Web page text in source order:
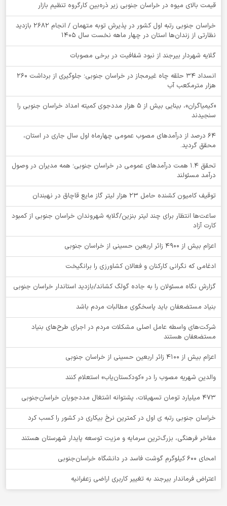
قیمت بالای میوه در خراسان جنوبی زیر ذره‌بین کارگروه تنظیم بازار
خراسان جنوبی رتبه اول کشور در پذیرش توبه متهمان / انجام ۲۶۸۲ بازدید
نظارتی از زندان‌ها استان در چهار ماهه نخست سال 1405
گلایه شهردار بیرجند از نبود شفافیت در برخی مصوبات
انسداد ۳۴ حلقه چاه غیرمجاز در خراسان جنوبی؛ جلوگیری از برداشت ۲۶۰
هزار مترمکعب آب
«کیمیاگران»، بینایی بیش از ۵ هزار مددجوی کمیته امداد خراسان جنوبی را
سنجیدند
64 درصد از درآمدهای مصوب عمومی چهارماه اول سال جاری در استان،
محقق گردید.
تحقق ۱.۴ همت درآمدهای عمومی در خراسان جنوبی؛ همه مدیران در وصول
درآمد مسئولند
توقيف کامیون کشنده حامل 23 هزار لیتر گاز مایع قاچاق در نهبندان
ساعت‌ها انتظار برای چند لیتر بنزین/گلایه شهروندان خراسان جنوبی از کمبود
کارت آزاد
اعزام بیش از 4900 زائر اربعین حسینی از خراسان جنوبی
ادغامی که نگرانی کارکنان و فعالان کشاورزی را برانگیخت
گزارش نگاه مسئولان را به جاده گولگ کشاند/بازدید استاندار خراسان جنوبی
بنیاد مستضعفان باید پاسخگوی مطالبات مردم باشد
شرکت‌های واسطه عامل اصلی مشکلات مردم در اجرای طرح‌های بنیاد
مستضعفان هستند
اعزام بیش از 4100 زائر اربعین حسینی از خراسان جنوبی
والدین شهریه مصوب را در «کودکستان‌یاب» استعلام کنند
۴۷۳ میلیارد تومان تسهیلات، پشتوانه اشتغال مددجویان خراسان‌جنوبی
خراسان جنوبی رتبه ی اول در کمترین نرخ بیکاری در کشور را کسب کرد
مفاخر فرهنگی، بزرگ‌ترین سرمایه و مزیت توسعه پایدار شهرستان هستند
امحای ۶۰۰ کیلوگرم گوشت فاسد در دانشگاه خراسان‌جنوبی
اعتراض فرماندار بیرجند به تغییر کاربری اراضی زعفرانیه